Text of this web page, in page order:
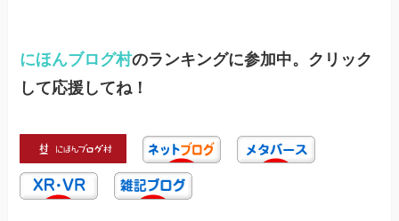
にほんブログ村のランキングに参加中。クリック
して応援してね！